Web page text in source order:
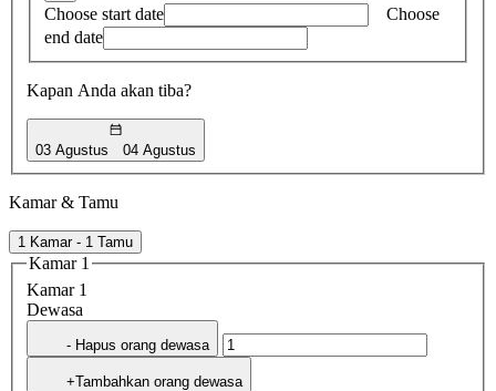
Choose start date
Choose
end date
Kapan Anda akan tiba?
03 Agustus 04 Agustus
Kamar & Tamu
1 Kamar - 1 Tamu
Kamar 1
Kamar 1
Dewasa
- Hapus orang dewasa
+Tambahkan orang dewasa